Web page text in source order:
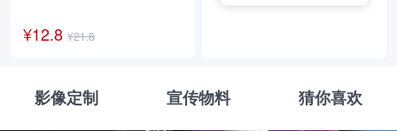
¥12.8 ¥21.8
影像定制 宣传物料 猜你喜欢